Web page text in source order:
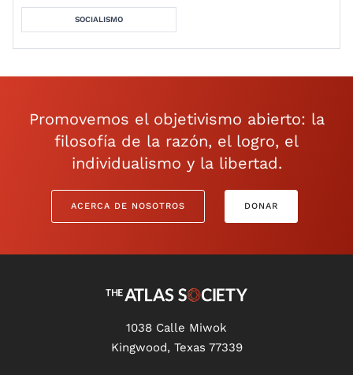
SOCIALISMO
Promovemos el objetivismo abierto: la
filosofía de la razón, el logro, el
individualismo y la libertad.
ACERCA DE NOSOTROS DONAR
1038 Calle Miwok
Kingwood, Texas 77339